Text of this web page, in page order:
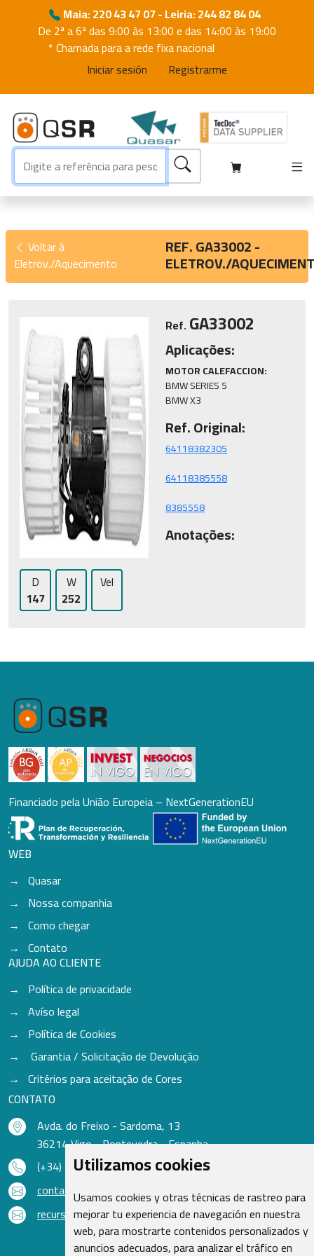
Utilizamos cookies
Usamos cookies y otras técnicas de rastreo para
mejorar tu experiencia de navegación en nuestra
web, para mostrarte contenidos personalizados y
anuncios adecuados, para analizar el tráfico en
Maia: 220 43 47 07 - Leiria: 244 82 84 04
De 2ª a 6ª das 9:00 às 13:00 e das 14:00 às 19:00
* Chamada para a rede fixa nacional
Iniciar sesión
Registrarme
Voltar à
Eletrov./Aquecimento
REF. GA33002 -
ELETROV./
D
147
W
252
Vel
Ref.GA33002
Aplicações:
MOTOR CALEFACCION:
BMW SERIES 5
BMW X3
Ref. Original:
8385558
Anotações:
Financiado pela União Europeia – NextGenerationEU
WEB
Quasar
Nossa companhia
Como chegar
Contato
AJUDA AO CLIENTE
Política de privacidade
Avíso legal
Política de Cookies
Garantia / Solicitação de Devolução
Critérios para aceitação de Cores
CONTATO
Avda. do Freixo - Sardoma, 13
36214 Vigo - Pontevedra - Espanha
(+34) 986 48 16 33
contacto@qsr.es
recursoshumanos@qsr.es